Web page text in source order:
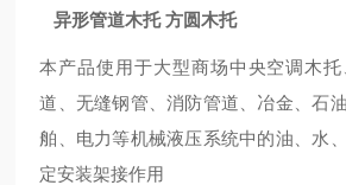
异形管道木托 方圆木托
本产品使用于大型商场中央空调木
道、无缝钢管、消防管道、冶金、石
舶、电力等机械液压系统中的油、水
定安装架接作用